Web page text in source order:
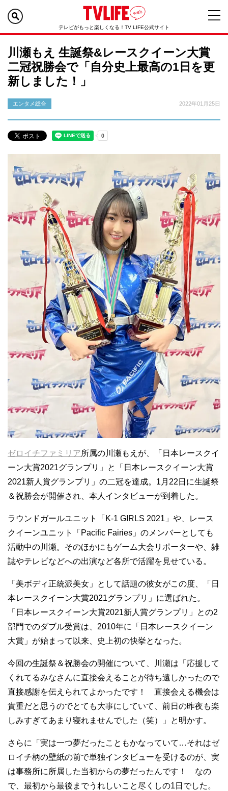
テレビがもっと楽しくなる！TV LIFE公式サイト
川瀬もえ 生誕祭&レースクイーン大賞
二冠祝勝会で「自分史上最高の1日を更
新しました！」
エンタメ総合 2022年01月25日
ゼロイチファミリア所属の川瀬もえが、「日本レースクイ
ーン大賞2021グランプリ」と「日本レースクイーン大賞
2021新人賞グランプリ」の二冠を達成。1月22日に生誕祭
＆祝勝会が開催され、本人インタビューが到着した。
ラウンドガールユニット「K-1 GIRLS 2021」や、レース
クイーンユニット「Pacific Fairies」のメンバーとしても
活動中の川瀬。そのほかにもゲーム大会リポーターや、雑
誌やテレビなどへの出演など各所で活躍を見せている。
「美ボディ正統派美女」として話題の彼女がこの度、「日
本レースクイーン大賞2021グランプリ」に選ばれた。
「日本レースクイーン大賞2021新人賞グランプリ」との2
部門でのダブル受賞は、2010年に「日本レースクイーン
大賞」が始まって以来、史上初の快挙となった。
今回の生誕祭＆祝勝会の開催について、川瀬は「応援して
くれてるみなさんに直接会えることが待ち遠しかったので
直接感謝を伝えられてよかったです！ 直接会える機会は
貴重だと思うのでとても大事にしていて、前日の昨夜も楽
しみすぎてあまり寝れませんでした（笑）」と明かす。
さらに「実は一つ夢だったこともかなっていて…それはゼ
ロイチ柄の壁紙の前で単独インタビューを受けるのが、実
は事務所に所属した当初からの夢だったんです！ なの
で、最初から最後までうれしいこと尽くしの1日でした。